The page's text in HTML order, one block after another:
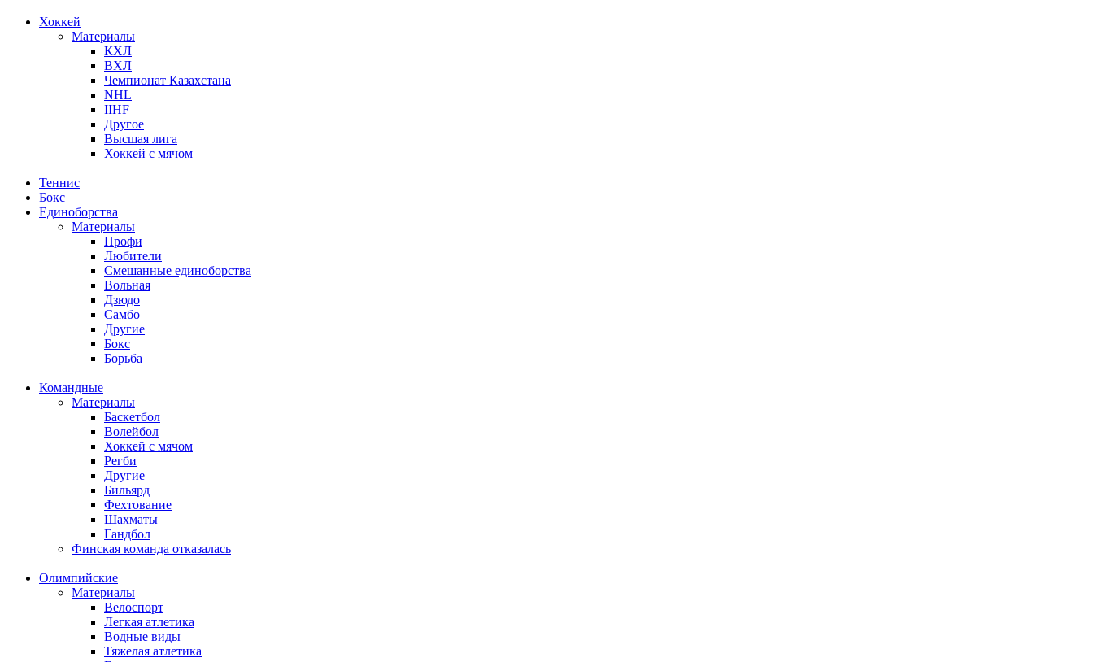
Хоккей
Материалы
КХЛ
ВХЛ
Чемпионат Казахстана
NHL
IIHF
Другое
Высшая лига
Хоккей с мячом
Теннис
Бокс
Единоборства
Материалы
Профи
Любители
Смешанные единоборства
Вольная
Дзюдо
Самбо
Другие
Бокс
Борьба
Командные
Материалы
Баскетбол
Волейбол
Хоккей с мячом
Регби
Другие
Бильярд
Фехтование
Шахматы
Гандбол
Финская команда отказалась
Олимпийские
Материалы
Велоспорт
Легкая атлетика
Водные виды
Тяжелая атлетика